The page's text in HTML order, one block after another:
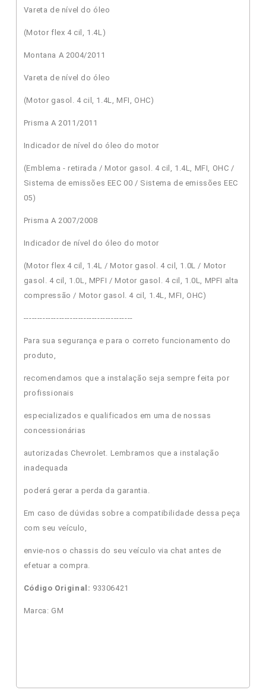
Vareta de nível do óleo
(Motor flex 4 cil, 1.4L)
Montana A 2004/2011
Vareta de nível do óleo
(Motor gasol. 4 cil, 1.4L, MFI, OHC)
Prisma A 2011/2011
Indicador de nível do óleo do motor
(Emblema - retirada / Motor gasol. 4 cil, 1.4L, MFI, OHC /
Sistema de emissões EEC 00 / Sistema de emissões EEC
05)
Prisma A 2007/2008
Indicador de nível do óleo do motor
(Motor flex 4 cil, 1.4L / Motor gasol. 4 cil, 1.0L / Motor
gasol. 4 cil, 1.0L, MPFI / Motor gasol. 4 cil, 1.0L, MPFI alta
compressão / Motor gasol. 4 cil, 1.4L, MFI, OHC)
----------------------------------------
Para sua segurança e para o correto funcionamento do
produto,
recomendamos que a instalação seja sempre feita por
profissionais
especializados e qualificados em uma de nossas
concessionárias
autorizadas Chevrolet. Lembramos que a instalação
inadequada
poderá gerar a perda da garantia.
Em caso de dúvidas sobre a compatibilidade dessa peça
com seu veículo,
envie-nos o chassis do seu veículo via chat antes de
efetuar a compra.
Código Original: 93306421
Marca: GM